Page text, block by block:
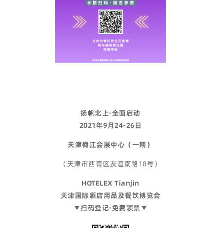
扬帆北上·全面启动
2021年9月24-26日
天津梅江会展中心（一期）
（天津市西青区友谊南路18号）
HOTELEX Tianjin
天津国际酒店用品及餐饮博览会
▼扫码登记·免费领票▼